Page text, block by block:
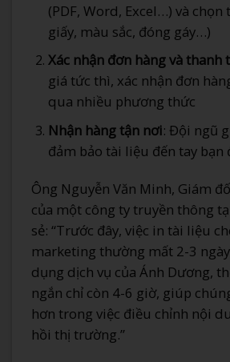
(PDF, Word, Excel…) và
giấy, màu sắc, đóng gáy…)
Xác nhận đơn hàng và thanh
giá tức thì, xác nhận đơn
qua nhiều phương thức
Nhận hàng tận nơi: Đội ngũ
đảm bảo tài liệu đến tay bạn
Ông Nguyễn Văn Minh, Giám
của một công ty truyền thông
sẻ: “Trước đây, việc in tài liệu
marketing thường mất 2-3
dụng dịch vụ của Ánh Dương,
ngắn chỉ còn 4-6 giờ, giúp
hơn trong việc điều chỉnh nội
hồi thị trường.”